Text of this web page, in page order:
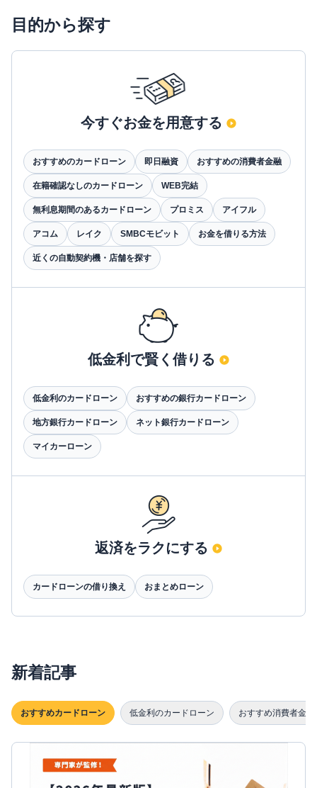
目的から探す
今すぐお金を用意する
おすすめのカードローン 即日融資 おすすめの消費者金融
在籍確認なしのカードローン WEB完結
無利息期間のあるカードローン プロミス アイフル
アコム レイク SMBCモビット お金を借りる方法
近くの自動契約機・店舗を探す
低金利で賢く借りる
低金利のカードローン おすすめの銀行カードローン
地方銀行カードローン ネット銀行カードローン
マイカーローン
返済をラクにする
カードローンの借り換え おまとめローン
新着記事
おすすめカードローン 低金利のカードローン おすすめ消費者金融